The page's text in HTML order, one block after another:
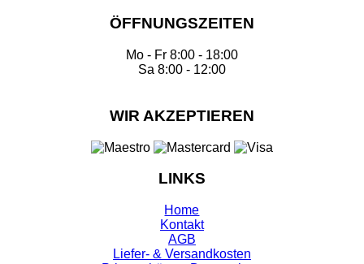
ÖFFNUNGSZEITEN
Mo - Fr 8:00 - 18:00
Sa 8:00 - 12:00
WIR AKZEPTIEREN
LINKS
Home
Kontakt
AGB
Liefer- & Versandkosten